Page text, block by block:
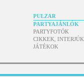
PULZAR
PARTYAJÁNLÓK
PARTYFOTÓK
CIKKEK, INTERJÚK
JÁTÉKOK